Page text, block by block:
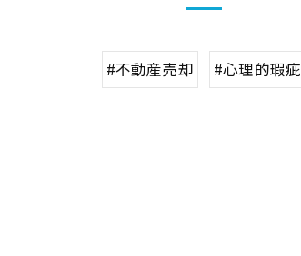
#不動産売却 #心理的瑕疵